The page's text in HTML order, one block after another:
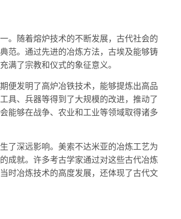
。随着熔炉技术的不断发展，古代社会的
范。通过先进的冶炼方法，古埃及能够铸
满了宗教和仪式的象征意义。
便发明了高炉冶铁技术，能够提炼出高品
具、兵器等得到了大规模的改进，推动了
能够在战争、农业和工业等领域取得诸多
了深远影响。美索不达米亚的冶炼工艺为
成就。许多考古学家通过对这些古代冶炼
时冶炼技术的高度发展，还体现了古代文